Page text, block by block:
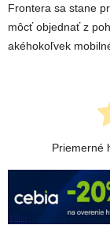
Frontera sa stane
môcť objednať z
akéhokoľvek
Priemerné